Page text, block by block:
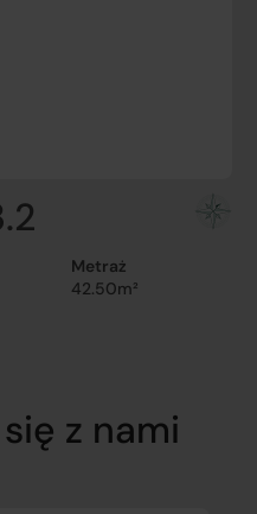
Metraż
42.50m²
z nami